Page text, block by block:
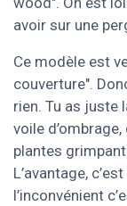
avoir sur une
Ce modèle est
couverture".
rien. Tu as juste
voile
plantes
L’avantage,
l’inconvénient